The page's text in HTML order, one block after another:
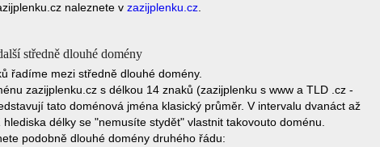
naleznete v zazijplenku.cz
středně dlouhé domény
řadíme mezi středně dlouhé domény.
zazijplenku.cz s délkou 14 znaků (zazijplenku s www a TLD .cz -
tato doménová jména klasický průměr. V intervalu dvanáct až
délky se "nemusíte stydět" vlastnit takovouto doménu.
podobně dlouhé domény druhého řádu: